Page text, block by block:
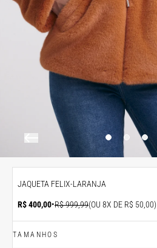
JAQUETA FELIX-LARANJA
R$ 400,00•R$ 999,99(OU 8X DE R$ 50,00)
TAMANHOS